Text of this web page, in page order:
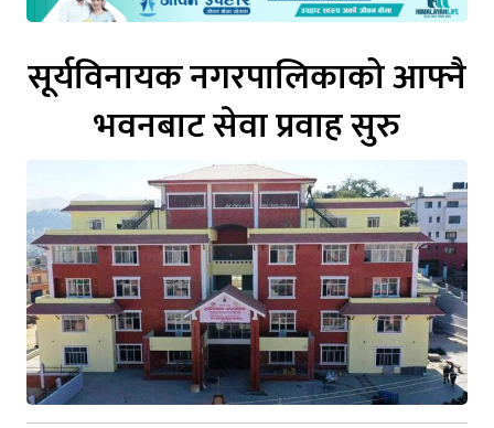
सूर्यविनायक नगरपालिकाको आफ्नै
भवनबाट सेवा प्रवाह सुरु